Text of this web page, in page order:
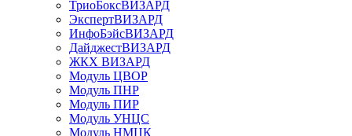
ТриоБоксВИЗАРД
ЭкспертВИЗАРД
ИнфоБэйсВИЗАРД
ДайджестВИЗАРД
ЖКХ ВИЗАРД
Модуль ЦВОР
Модуль ПНР
Модуль ПИР
Модуль УНЦС
Модуль НМЦК